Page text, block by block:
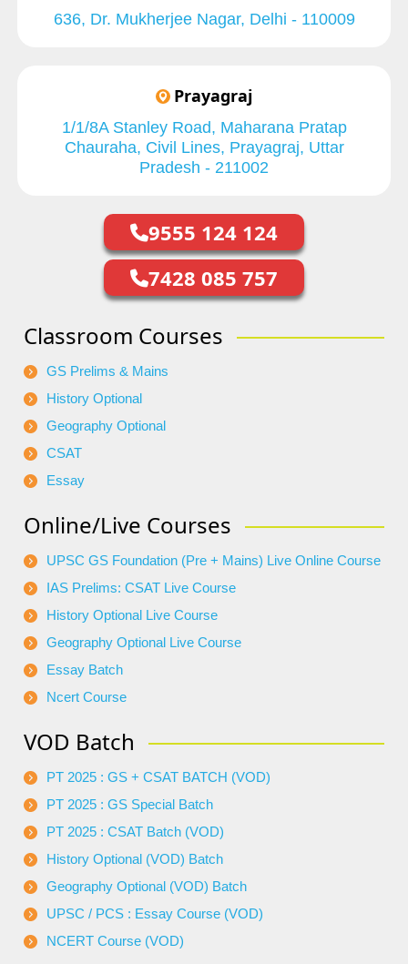
636, Dr. Mukherjee Nagar, Delhi - 110009
Prayagraj
1/1/8A Stanley Road, Maharana Pratap
Chauraha, Civil Lines, Prayagraj, Uttar
Pradesh - 211002
9555 124 124
7428 085 757
Classroom Courses
GS Prelims & Mains
History Optional
Geography Optional
CSAT
Essay
Online/Live Courses
UPSC GS Foundation (Pre + Mains) Live Online Course
IAS Prelims: CSAT Live Course
History Optional Live Course
Geography Optional Live Course
Essay Batch
Ncert Course
VOD Batch
PT 2025 : GS + CSAT BATCH (VOD)
PT 2025 : GS Special Batch
PT 2025 : CSAT Batch (VOD)
History Optional (VOD) Batch
Geography Optional (VOD) Batch
UPSC / PCS : Essay Course (VOD)
NCERT Course (VOD)